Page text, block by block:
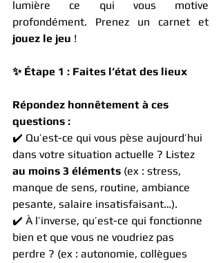
lumière ce qui vous motive
profondément. Prenez un carnet et
jouez le jeu !
✨ Étape 1 : Faites l’état des lieux
Répondez honnêtement à ces
questions :
✔️ Qu’est-ce qui vous pèse aujourd’hui
dans votre situation actuelle ? Listez
au moins 3 éléments (ex : stress,
manque de sens, routine, ambiance
pesante, salaire insatisfaisant…).
✔️ À l’inverse, qu’est-ce qui fonctionne
bien et que vous ne voudriez pas
perdre ? (ex : autonomie, collègues